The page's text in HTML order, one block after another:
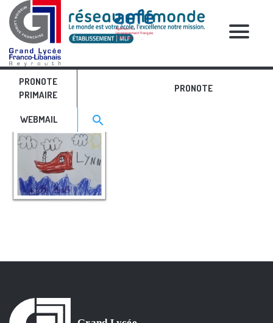
PRONOTE
PRIMAIRE
PRONOTE
WEBMAIL Search for:>
search
RELATIVE POSTS
anglais 3